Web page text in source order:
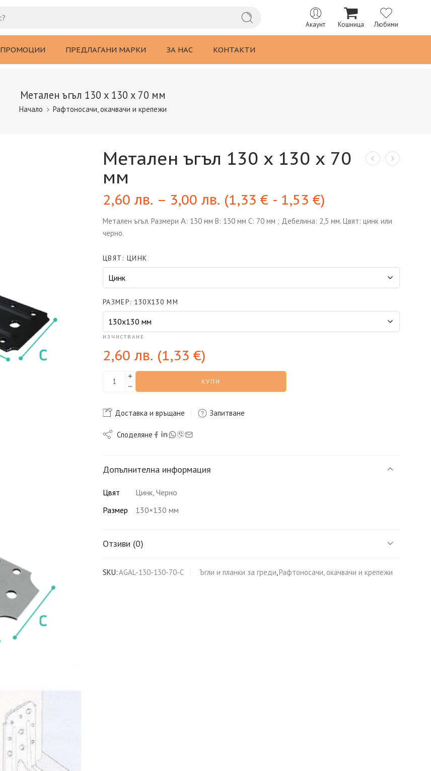
Акаунт Кошница Любими
ПРОМОЦИИ ПРЕДЛАГАНИ МАРКИ ЗА НАС КОНТАКТИ
Метален ъгъл 130 х 130 х 70 мм
Начало Рафтоносачи, окачвачи и крепежи
Метален ъгъл 130 х 130 х 70
мм
2,60 лв. – 3,00 лв. (1,33 € - 1,53 €)
Метален ъгъл. Размери Α: 130 мм B: 130 мм C: 70 мм ; Дебелина: 2,5 мм. Цвят: цинк или
черно.
ЦВЯТ ЦИНК
РАЗМЕР 130X130 ММ
ИЗЧИСТВАНЕ
2,60 лв. (1,33 €)
КУПИ
Доставка и връщане Запитване
Споделяне
Допълнителна информация
Цвят
Цинк, Черно
Размер
130×130 мм
Отзиви (0)
SKU:AGAL-130-130-70-C Ъгли и планки за греди,Рафтоносачи, окачвачи и крепежи